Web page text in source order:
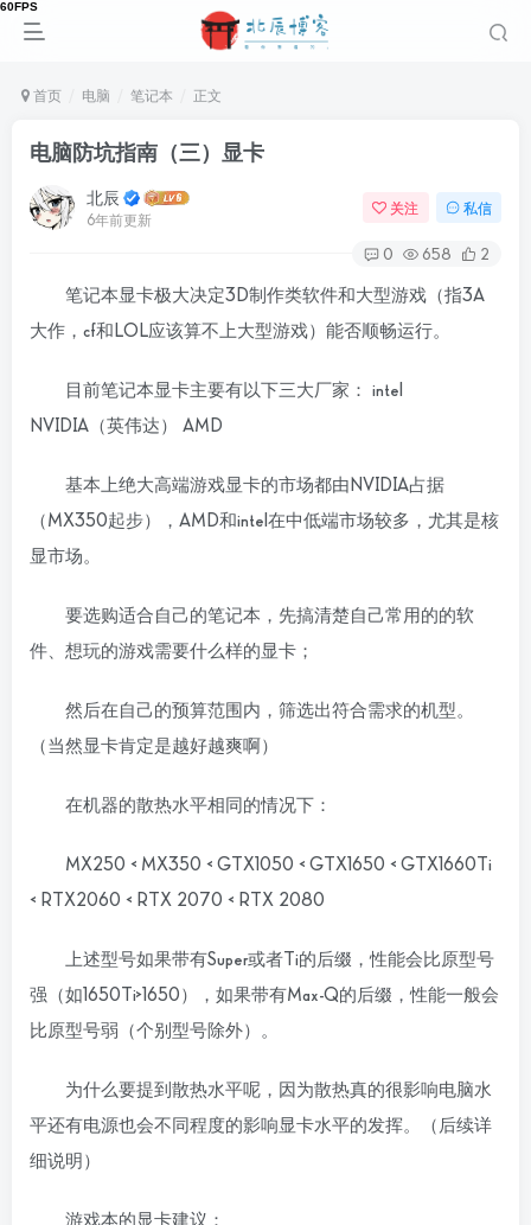
首页 电脑 笔记本 正文
电脑防坑指南（三）显卡
北辰
6年前更新
关注 私信
0 658 2
笔记本显卡极大决定3D制作类软件和大型游戏（指3A
大作，cf和LOL应该算不上大型游戏）能否顺畅运行。
目前笔记本显卡主要有以下三大厂家： intel
NVIDIA（英伟达） AMD
基本上绝大高端游戏显卡的市场都由NVIDIA占据
（MX350起步），AMD和intel在中低端市场较多，尤其是核
显市场。
要选购适合自己的笔记本，先搞清楚自己常用的的软
件、想玩的游戏需要什么样的显卡；
然后在自己的预算范围内，筛选出符合需求的机型。
（当然显卡肯定是越好越爽啊）
在机器的散热水平相同的情况下：
MX250 < MX350 < GTX1050 < GTX1650 < GTX1660Ti
< RTX2060 < RTX 2070 < RTX 2080
上述型号如果带有Super或者Ti的后缀，性能会比原型号
强（如1650Ti>1650），如果带有Max-Q的后缀，性能一般会
比原型号弱（个别型号除外）。
为什么要提到散热水平呢，因为散热真的很影响电脑水
平还有电源也会不同程度的影响显卡水平的发挥。（后续详
细说明）
游戏本的显卡建议：